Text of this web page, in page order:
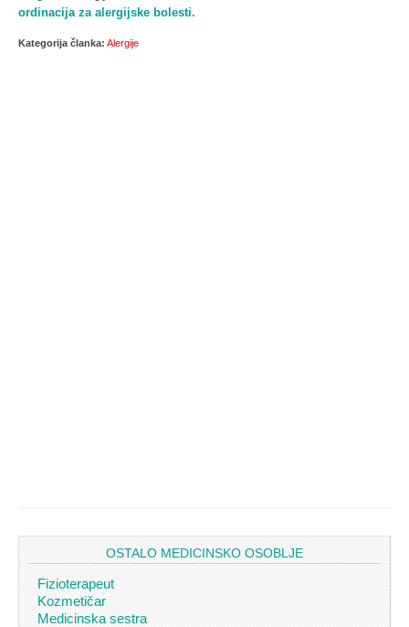
ordinacija za alergijske bolesti.
Kategorija članka: Alergije
OSTALO MEDICINSKO OSOBLJE
Fizioterapeut
Kozmetičar
Medicinska sestra